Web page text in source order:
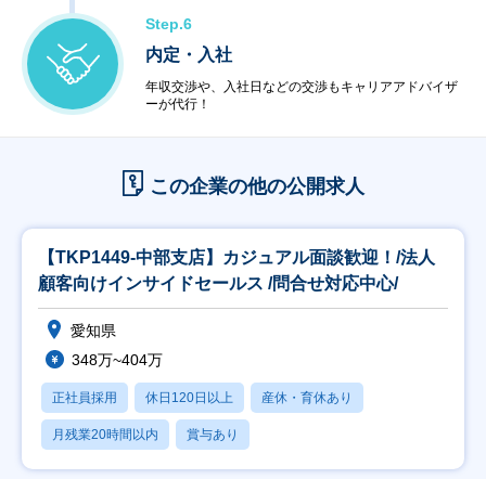
Step.6
内定・入社
年収交渉や、入社日などの交渉もキャリアアドバイザ
ーが代行！
この企業の他の公開求人
【TKP1449-中部支店】カジュアル面談歓迎！/法人
顧客向けインサイドセールス /問合せ対応中心/
愛知県
348万~404万
正社員採用 休日120日以上 産休・育休あり
月残業20時間以内 賞与あり